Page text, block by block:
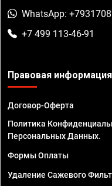
WhatsApp:
+7 499 113-46-91
Правовая информация
Договор-Оферта
Политика
Персональных Данных.
Формы Оплаты
Удаление Сажевого